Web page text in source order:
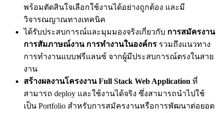
พร้อมตัดสินใจเลือกใช้งานได้อย่างถูกต้อง และมี
วิจารณญาณทางเทคนิค
ได้รับประสบการณ์และมุมมองจริงเกี่ยวกับ การสมัครงาน
การสัมภาษณ์งาน การทำงานในองค์กร รวมถึงแนวทาง
การทำงานแบบฟรีแลนซ์ จากผู้มีประสบการณ์ตรงในสาย
งาน
สร้างผลงานโครงงาน Full Stack Web Application ที่
สามารถ deploy และใช้งานได้จริง ซึ่งสามารถนำไปใช้
เป็น Portfolio สำหรับการสมัครงานหรือการพัฒนาต่อยอด